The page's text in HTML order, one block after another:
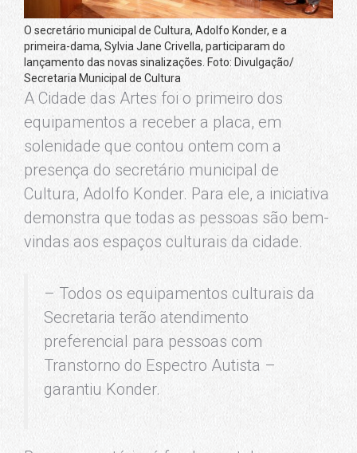
O secretário municipal de Cultura, Adolfo Konder, e a
primeira-dama, Sylvia Jane Crivella, participaram do
lançamento das novas sinalizações. Foto: Divulgação/
Secretaria Municipal de Cultura
A Cidade das Artes foi o primeiro dos
equipamentos a receber a placa, em
solenidade que contou ontem com a
presença do secretário municipal de
Cultura, Adolfo Konder. Para ele, a iniciativa
demonstra que todas as pessoas são bem-
vindas aos espaços culturais da cidade.
– Todos os equipamentos culturais da
Secretaria terão atendimento
preferencial para pessoas com
Transtorno do Espectro Autista –
garantiu Konder.